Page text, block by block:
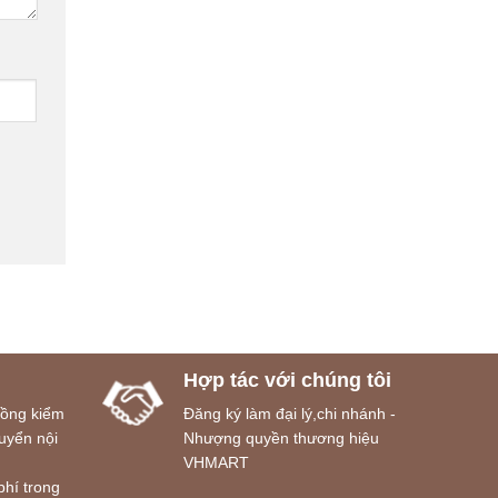
kiểm
nội
trong
Hợp tác với chúng tôi
Đăng ký làm đại lý,chi nhánh -
Nhượng quyền thương hiệu
VHMART